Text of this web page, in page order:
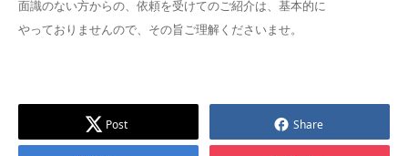
面識のない方からの、依頼を受けてのご紹介は、基本的に
やっておりませんので、その旨ご理解くださいませ。
Post Share